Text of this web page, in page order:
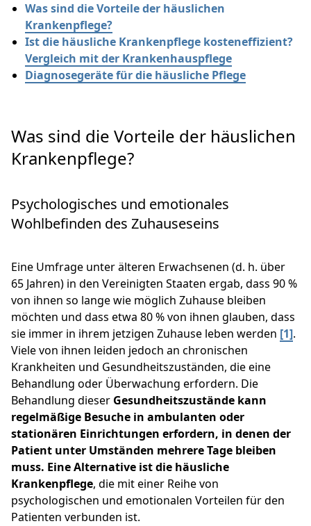
Was sind die Vorteile der häuslichen
Krankenpflege?
Ist die häusliche Krankenpflege kosteneffizient?
Vergleich mit der Krankenhauspflege
Diagnosegeräte für die häusliche Pflege
Was sind die Vorteile der häuslichen
Krankenpflege?
Psychologisches und emotionales
Wohlbefinden des Zuhauseseins
Eine Umfrage unter älteren Erwachsenen (d. h. über
65 Jahren) in den Vereinigten Staaten ergab, dass 90 %
von ihnen so lange wie möglich Zuhause bleiben
möchten und dass etwa 80 % von ihnen glauben, dass
sie immer in ihrem jetzigen Zuhause leben werden [1].
Viele von ihnen leiden jedoch an chronischen
Krankheiten und Gesundheitszuständen, die eine
Behandlung oder Überwachung erfordern. Die
Behandlung dieser Gesundheitszustände kann
regelmäßige Besuche in ambulanten oder
stationären Einrichtungen erfordern, in denen der
Patient unter Umständen mehrere Tage bleiben
muss. Eine Alternative ist die häusliche
Krankenpflege, die mit einer Reihe von
psychologischen und emotionalen Vorteilen für den
Patienten verbunden ist.